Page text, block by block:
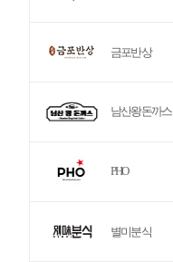
금포반상
남산왕돈까스
PHO
별미분식